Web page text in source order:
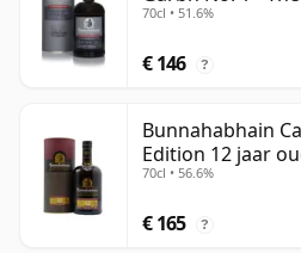
70cl • 51.6%
€ 146 ?
Bunnahabhain
Edition 12 jaar
70cl • 56.6%
€ 165 ?